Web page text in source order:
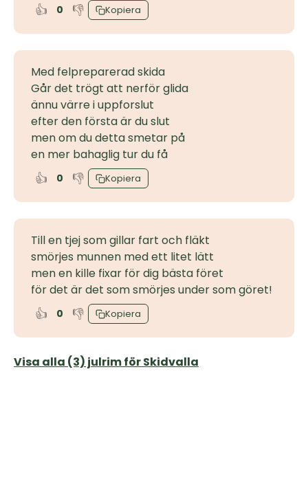
👍 0 👎 Kopiera
Med felpreparerad skida
Går det trögt att nerför glida
ännu värre i uppforslut
efter den första är du slut
men om du detta smetar på
en mer bahaglig tur du få
👍 0 👎 Kopiera
Till en tjej som gillar fart och fläkt
smörjes munnen med ett litet lätt
men en kille fixar för dig bästa föret
för det är det som smörjes under som göret!
👍 0 👎 Kopiera
Visa alla (3) julrim för Skidvalla